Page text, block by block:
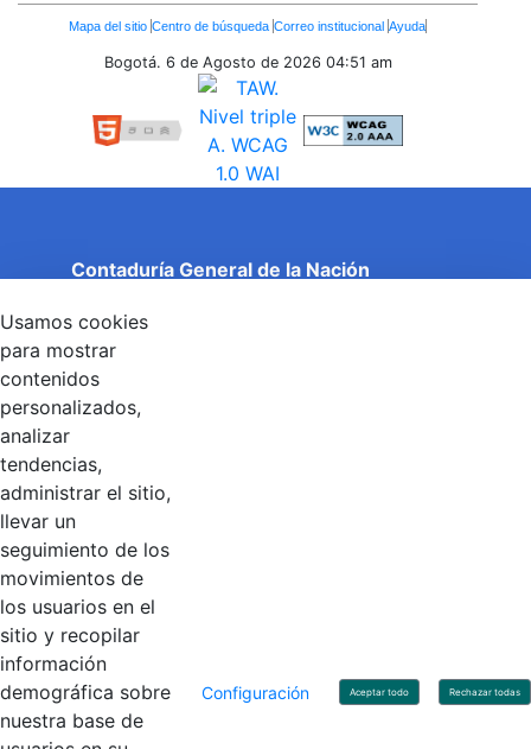
Enlaces
Inferiores
Mapa del sitio Centro de búsqueda Correo institucional Ayuda
Bogotá. 6 de Agosto de 2026 04:51 am
Contaduría General de la Nación
Entidad adscrita al Ministerio de Hacienda y Crédito
Público
Torre 1 (Aire) - Piso 15, Bogotá D.C., Colombia
Código Postal: 111071
Linkedin
Contacto
Línea de servicio al ciudadano: +57(601) 492 64 00
Correo Institucional:
Correo de notificaciones judiciales:
notificacionjudicial@contaduria.gov.co
Correo de Asuntos disciplinarios:
Usamos cookies
para mostrar
contenidos
personalizados,
analizar
tendencias,
administrar el sitio,
llevar un
seguimiento de los
movimientos de
los usuarios en el
sitio y recopilar
información
demográfica sobre
nuestra base de
Configuración Aceptar todo Rechazar todas